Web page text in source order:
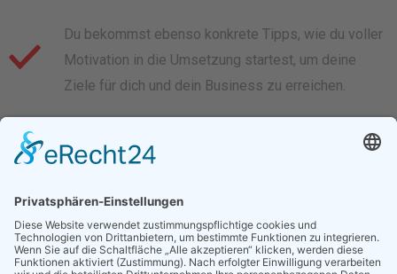
Du bekommst ebenso konkrete Tipps, wie du voller
Motivation in die Umsetzung startest, um deine
Ziele für dich und dein Business zu erreichen.
Und sollte es sich dann stimmig für dich anfühlen,
verrate ich dir gerne, wie du auch mit mir
profitieren kannst, damit dein Business so richtig
abhebt.